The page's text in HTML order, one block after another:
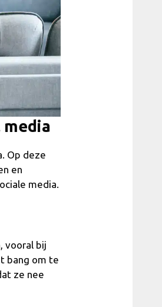
media
Op deze
en
media.
vooral bij
bang om te
ze nee